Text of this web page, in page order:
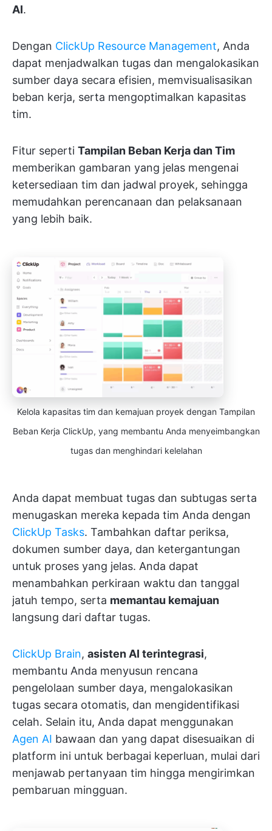
AI.
Dengan ClickUp Resource Management, Anda
dapat menjadwalkan tugas dan mengalokasikan
sumber daya secara efisien, memvisualisasikan
beban kerja, serta mengoptimalkan kapasitas
tim.
Fitur seperti Tampilan Beban Kerja dan Tim
memberikan gambaran yang jelas mengenai
ketersediaan tim dan jadwal proyek, sehingga
memudahkan perencanaan dan pelaksanaan
yang lebih baik.
Kelola kapasitas tim dan kemajuan proyek dengan Tampilan
Beban Kerja ClickUp, yang membantu Anda menyeimbangkan
tugas dan menghindari kelelahan
Anda dapat membuat tugas dan subtugas serta
menugaskan mereka kepada tim Anda dengan
ClickUp Tasks. Tambahkan daftar periksa,
dokumen sumber daya, dan ketergantungan
untuk proses yang jelas. Anda dapat
menambahkan perkiraan waktu dan tanggal
jatuh tempo, serta memantau kemajuan
langsung dari daftar tugas.
ClickUp Brain, asisten AI terintegrasi,
membantu Anda menyusun rencana
pengelolaan sumber daya, mengalokasikan
tugas secara otomatis, dan mengidentifikasi
celah. Selain itu, Anda dapat menggunakan
Agen AI bawaan dan yang dapat disesuaikan di
platform ini untuk berbagai keperluan, mulai dari
menjawab pertanyaan tim hingga mengirimkan
pembaruan mingguan.